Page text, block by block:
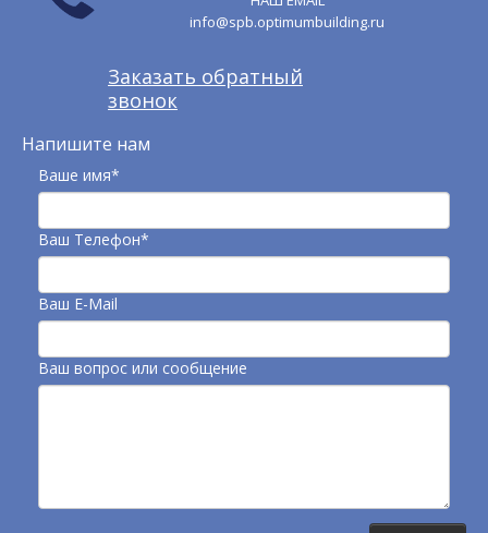
info@spb.optimumbuilding.ru
Заказать обратный
звонок
Напишите нам
Ваше имя*
Ваш Телефон*
Ваш E-Mail
Ваш вопрос или сообщение